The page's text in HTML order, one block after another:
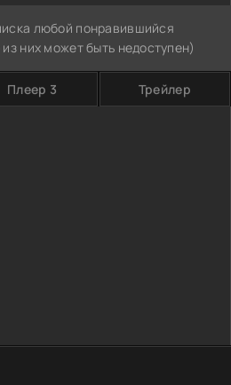
любой понравившийся
них может быть недоступен)
Плеер 3 Трейлер